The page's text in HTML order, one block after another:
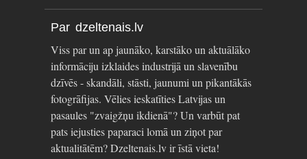
Par dzeltenais.lv
Viss par un ap jaunāko, karstāko un aktuālāko
informāciju izklaides industrijā un slavenību
dzīvēs - skandāli, stāsti, jaunumi un pikantākās
fotogrāfijas. Vēlies ieskatīties Latvijas un
pasaules "zvaigžņu ikdienā"? Un varbūt pat
pats iejusties paparaci lomā un ziņot par
aktualitātēm? Dzeltenais.lv ir īstā vieta!